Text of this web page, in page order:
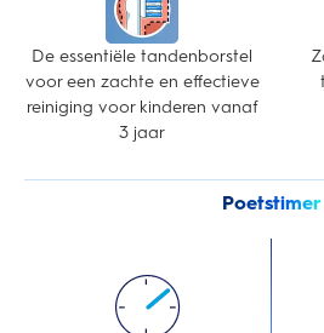
De essentiële tandenborstel
voor een zachte en effectieve
reiniging voor kinderen vanaf
3 jaar
Poetstimer